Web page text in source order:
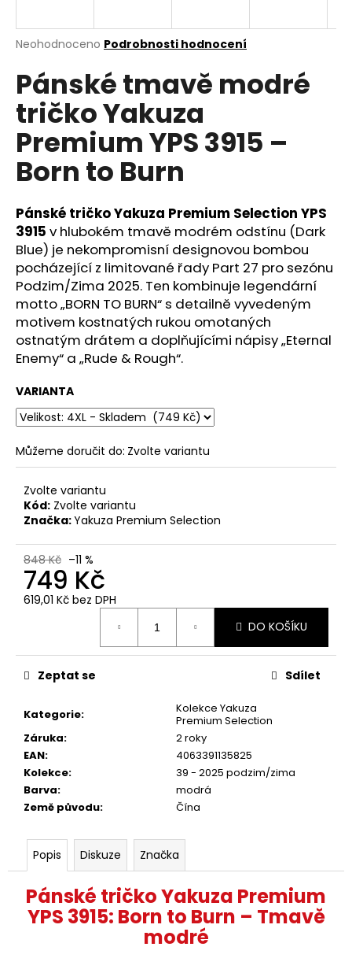
Průměrné
produktu
je
0,0
z
5
hvězdiček.
Neohodnoceno Podrobnosti hodnocení
Pánské tmavě modré
tričko Yakuza
Premium YPS 3915 –
Born to Burn
Pánské tričko Yakuza Premium Selection YPS
3915 v hlubokém tmavě modrém odstínu (Dark
Blue) je nekompromisní designovou bombou
pocházející z limitované řady Part 27 pro sezónu
Podzim/Zima 2025. Ten kombinuje legendární
motto „BORN TO BURN“ s detailně vyvedeným
motivem kostnatých rukou omotaných
ostnatým drátem a doplňujícími nápisy „Eternal
Enemy“ a „Rude & Rough“.
VARIANTA
Můžeme doručit do: Zvolte variantu
Zvolte variantu
Kód: Zvolte variantu
Značka:Yakuza Premium Selection
848 Kč –11 %
749 Kč
619,01 Kč bez DPH
DO KOŠÍKU
Kategorie:
Kolekce Yakuza
Premium Selection
Záruka:
2 roky
EAN:
4063391135825
Kolekce:
39 - 2025 podzim/zima
Barva:
modrá
Země původu: Čína
Zeptat se Sdílet
Popis Diskuze Značka
Pánské tričko Yakuza Premium
YPS 3915: Born to Burn – Tmavě
modré
j
t
?
HLEDAT
D
o
p
o
r
u
č
j
e
m
e
PÁNSKÉ
OLIVOVÉ
TRIČKO
YAKUZA
PREMIUM
BL-
204
BROKEN
LEGEND